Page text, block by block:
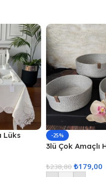
Lüks
-25%
3lü Çok Amaçlı
₺238,80 ₺179,00